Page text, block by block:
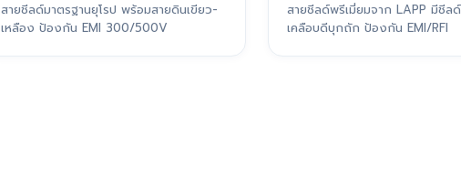
สายชีลด์มาตรฐานยุโรป พร้อมสายดินเขียว-
เหลือง ป้องกัน EMI 300/500V
สายชีลด์พรีเมี่ยมจาก LAPP มีชีล
เคลือบดีบุกถัก ป้องกัน EMI/RFI